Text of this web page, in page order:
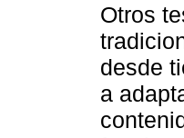
Otros
desde
a